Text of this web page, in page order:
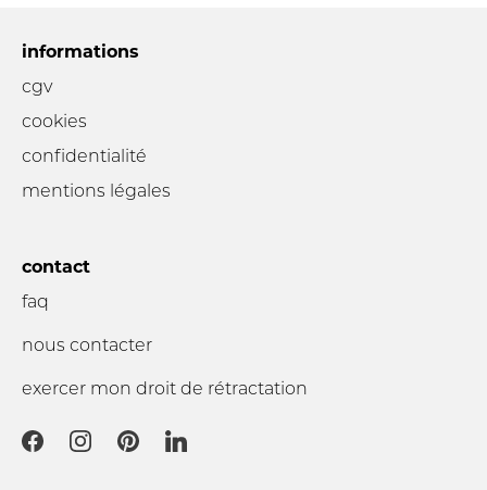
informations
cgv
cookies
confidentialité
mentions légales
contact
faq
nous contacter
exercer mon droit de rétractation